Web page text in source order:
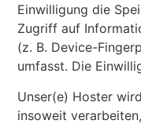
Einwilligung die
Zugriff auf
(z. B. Device-
umfasst. Die
Unser(e) Hoster
insoweit